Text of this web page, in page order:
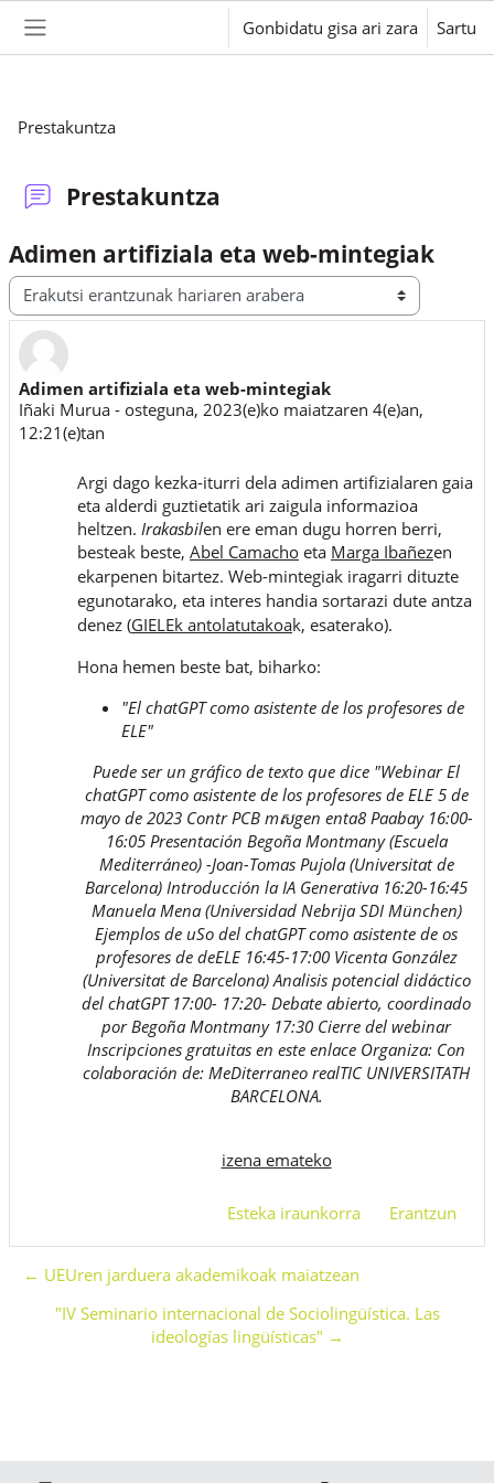
Alboko panela
Gonbidatu gisa ari zara Sartu
Prestakuntza
Prestakuntza
Adimen artifiziala eta web-mintegiak
Erakusteko modua
Adimen artifiziala eta web-mintegiak
Iñaki Murua - osteguna, 2023(e)ko maiatzaren 4(e)an,
12:21(e)tan
Erantzun kopurua: 0
Argi dago kezka-iturri dela adimen artifizialaren gaia
eta alderdi guztietatik ari zaigula informazioa
heltzen. Irakasbilen ere eman dugu horren berri,
besteak beste, Abel Camacho eta Marga Ibañezen
ekarpenen bitartez. Web-mintegiak iragarri dituzte
egunotarako, eta interes handia sortarazi dute antza
denez (GIELEk antolatutakoak, esaterako).
Hona hemen beste bat, biharko:
"El chatGPT como asistente de los profesores de
ELE"
Puede ser un gráfico de texto que dice "Webinar El
chatGPT como asistente de los profesores de ELE 5 de
mayo de 2023 Contr PCB mសgen enta8 Paabay 16:00-
16:05 Presentación Begoña Montmany (Escuela
Mediterráneo) -Joan-Tomas Pujola (Universitat de
Barcelona) Introducción la IA Generativa 16:20-16:45
Manuela Mena (Universidad Nebrija SDI München)
Ejemplos de uSo del chatGPT como asistente de os
profesores de deELE 16:45-17:00 Vicenta González
(Universitat de Barcelona) Analisis potencial didáctico
del chatGPT 17:00- 17:20- Debate abierto, coordinado
por Begoña Montmany 17:30 Cierre del webinar
Inscripciones gratuitas en este enlace Organiza: Con
colaboración de: MeDiterraneo realTIC UNIVERSITATH
BARCELONA.
izena emateko
Esteka iraunkorra Erantzun
← UEUren jarduera akademikoak maiatzean
"IV Seminario internacional de Sociolingüística. Las
ideologías lingüísticas" →